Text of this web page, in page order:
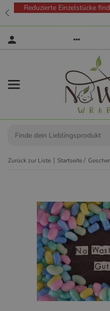
Reduzierte Einzelstücke
Zurück zur Liste Startseite